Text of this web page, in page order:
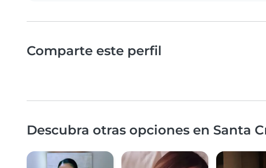
Comparte este perfil
Descubra otras opciones en Santa